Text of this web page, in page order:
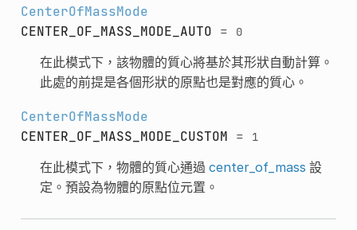
CenterOfMassMode
CENTER_OF_MASS_MODE_AUTO = 0
在此模式下，該物體的質心將基於其形狀自動計算。
此處的前提是各個形狀的原點也是對應的質心。
CenterOfMassMode
CENTER_OF_MASS_MODE_CUSTOM = 1
在此模式下，物體的質心通過 center_of_mass 設
定。預設為物體的原點位元置。